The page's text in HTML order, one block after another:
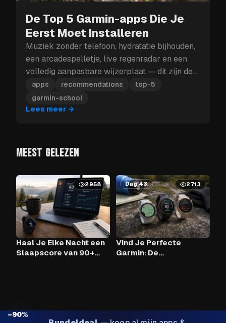
De Top 5 Garmin-apps Die Je
Eerst Moet Installeren
Muziek zonder telefoon, hydratatie bijhouden,
een arcadespelletje, live regenradar en een
volledig aanpasbare wijzerplaat — dit zijn de
vijf Garmin-apps die je eerst moet installeren.
apps recommendations
top-5
garmin-school
Lees meer →
MEEST GELEZEN
Dag 62 2958
Haal Je Elke Nacht een
Slaapscore van 90+
Dag 43 2713
Vind Je Perfecte
Garmin: De
−90%